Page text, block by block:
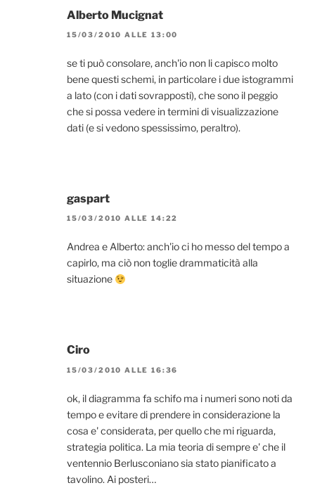
Alberto Mucignat
15/03/2010 ALLE 13:00
se ti può consolare, anch'io non li capisco molto
bene questi schemi, in particolare i due istogrammi
a lato (con i dati sovrapposti), che sono il peggio
che si possa vedere in termini di visualizzazione
dati (e si vedono spessissimo, peraltro).
gaspart
15/03/2010 ALLE 14:22
Andrea e Alberto: anch'io ci ho messo del tempo a
capirlo, ma ciò non toglie drammaticità alla
situazione
Ciro
15/03/2010 ALLE 16:36
ok, il diagramma fa schifo ma i numeri sono noti da
tempo e evitare di prendere in considerazione la
cosa e' considerata, per quello che mi riguarda,
strategia politica. La mia teoria di sempre e' che il
ventennio Berlusconiano sia stato pianificato a
tavolino. Ai posteri…